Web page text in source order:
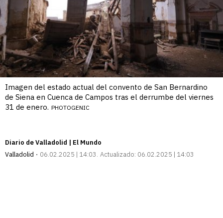
Imagen del estado actual del convento de San Bernardino
de Siena en Cuenca de Campos tras el derrumbe del viernes
31 de enero. PHOTOGENIC
Diario de Valladolid | El Mundo
Valladolid
06.02.2025 | 14:03 Actualizado: 06.02.2025 | 14:03